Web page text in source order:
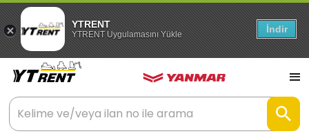
YTRENT
YTRENT Uygulamasını Yükle İndir